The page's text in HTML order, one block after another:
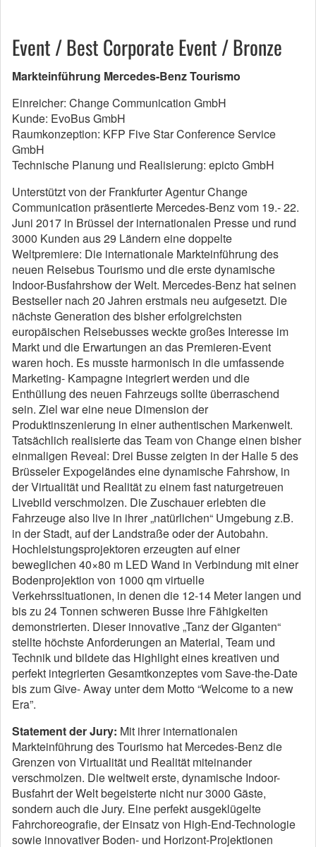
Event / Best Corporate Event / Bronze
Markteinführung Mercedes-Benz Tourismo
Einreicher: Change Communication GmbH
Kunde: EvoBus GmbH
Raumkonzeption: KFP Five Star Conference Service
GmbH
Technische Planung und Realisierung: epicto GmbH
Unterstützt von der Frankfurter Agentur Change
Communication präsentierte Mercedes-Benz vom 19.- 22.
Juni 2017 in Brüssel der internationalen Presse und rund
3000 Kunden aus 29 Ländern eine doppelte
Weltpremiere: Die internationale Markteinführung des
neuen Reisebus Tourismo und die erste dynamische
Indoor-Busfahrshow der Welt. Mercedes-Benz hat seinen
Bestseller nach 20 Jahren erstmals neu aufgesetzt. Die
nächste Generation des bisher erfolgreichsten
europäischen Reisebusses weckte großes Interesse im
Markt und die Erwartungen an das Premieren-Event
waren hoch. Es musste harmonisch in die umfassende
Marketing- Kampagne integriert werden und die
Enthüllung des neuen Fahrzeugs sollte überraschend
sein. Ziel war eine neue Dimension der
Produktinszenierung in einer authentischen Markenwelt.
Tatsächlich realisierte das Team von Change einen bisher
einmaligen Reveal: Drei Busse zeigten in der Halle 5 des
Brüsseler Expogeländes eine dynamische Fahrshow, in
der Virtualität und Realität zu einem fast naturgetreuen
Livebild verschmolzen. Die Zuschauer erlebten die
Fahrzeuge also live in ihrer „natürlichen“ Umgebung z.B.
in der Stadt, auf der Landstraße oder der Autobahn.
Hochleistungsprojektoren erzeugten auf einer
beweglichen 40×80 m LED Wand in Verbindung mit einer
Bodenprojektion von 1000 qm virtuelle
Verkehrssituationen, in denen die 12-14 Meter langen und
bis zu 24 Tonnen schweren Busse ihre Fähigkeiten
demonstrierten. Dieser innovative „Tanz der Giganten“
stellte höchste Anforderungen an Material, Team und
Technik und bildete das Highlight eines kreativen und
perfekt integrierten Gesamtkonzeptes vom Save-the-Date
bis zum Give- Away unter dem Motto “Welcome to a new
Era”.
Statement der Jury: Mit ihrer internationalen
Markteinführung des Tourismo hat Mercedes-Benz die
Grenzen von Virtualität und Realität miteinander
verschmolzen. Die weltweit erste, dynamische Indoor-
Busfahrt der Welt begeisterte nicht nur 3000 Gäste,
sondern auch die Jury. Eine perfekt ausgeklügelte
Fahrchoreografie, der Einsatz von High-End-Technologie
sowie innovativer Boden- und Horizont-Projektionen